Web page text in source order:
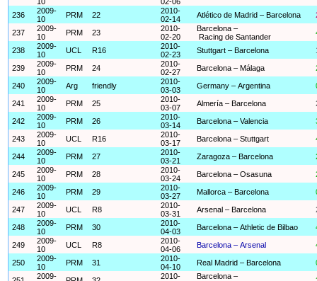
236
2009-
10
PRM 22
2010-
02-14
Atlético de Madrid – Barcelona
237
2009-
10
PRM 23
2010-
02-20
Barcelona –
Racing de Santander
238
2009-
10
UCL R16
2010-
02-23
Stuttgart – Barcelona
239
2009-
10
PRM 24
2010-
02-27
Barcelona – Málaga
240
2009-
10
Arg friendly
2010-
03-03
Germany – Argentina
241
2009-
10
PRM 25
2010-
03-07
Almería – Barcelona
242
2009-
10
PRM 26
2010-
03-14
Barcelona – Valencia
243
2009-
10
UCL R16
2010-
03-17
Barcelona – Stuttgart
244
2009-
10
PRM 27
2010-
03-21
Zaragoza – Barcelona
245
2009-
10
PRM 28
2010-
03-24
Barcelona – Osasuna
246
2009-
10
PRM 29
2010-
03-27
Mallorca – Barcelona
247
2009-
10
UCL R8
2010-
03-31
Arsenal – Barcelona
248
2009-
10
PRM 30
2010-
04-03
Barcelona – Athletic de Bilbao
249
2009-
10
UCL R8
2010-
04-06
Barcelona – Arsenal
250
2009-
10
PRM 31
2010-
04-10
Real Madrid – Barcelona
2009-
2010-
Barcelona –